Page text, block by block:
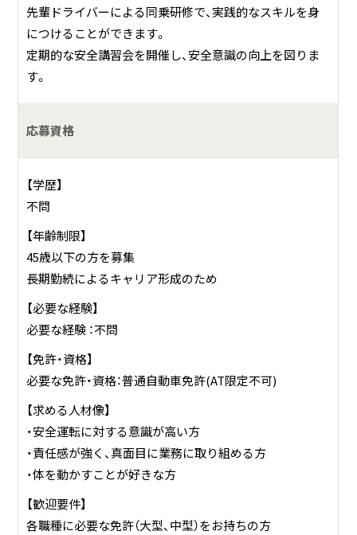
先輩ドライバーによる同乗研修で、実践的なスキルを身
につけることができます。
定期的な安全講習会を開催し、安全意識の向上を図りま
す。
応募資格
【学歴】
不問
【年齢制限】
45歳以下の方を募集
長期勤続によるキャリア形成のため
【必要な経験】
必要な経験 ：不問
【免許・資格】
必要な免許・資格：普通自動車免許(AT限定不可)
【求める人材像】
・安全運転に対する意識が高い方
・責任感が強く、真面目に業務に取り組める方
・体を動かすことが好きな方
【歓迎要件】
各職種に必要な免許（大型、中型）をお持ちの方